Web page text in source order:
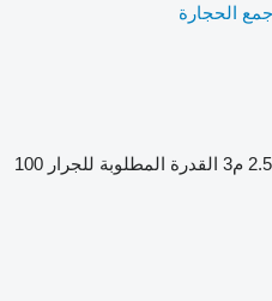
جمع الحجارة
2.5 م3 القدرة المطلوبة للجرار 100